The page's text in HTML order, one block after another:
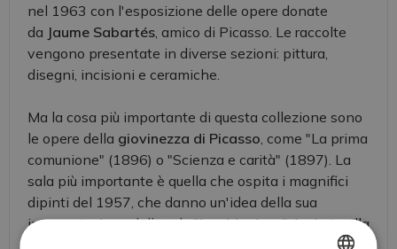
nel 1963 con l'esposizione delle opere donate
da Jaume Sabartés , amico di Picasso. Le raccolte
vengono presentate in diverse sezioni: pittura,
disegni, incisioni e ceramiche.
Ma la cosa più importante di questa collezione sono
le opere della giovinezza di Picasso , come "La prima
comunione" (1896) o "Scienza e carità" (1897). La
sala più importante è quella che ospita i magnifici
dipinti del 1957, che danno un'idea della sua
interpretazione della tela "Las Meninas", ispirata alla